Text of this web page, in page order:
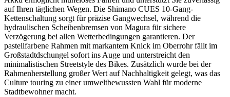
auf Ihren täglichen Wegen. Die Shimano CUES 10-Gang-
Kettenschaltung sorgt für präzise Gangwechsel, während die
hydraulischen Scheibenbremsen von Magura für sichere
Verzögerung bei allen Wetterbedingungen garantieren. Der
pastellfarbene Rahmen mit markantem Knick im Oberrohr fällt im
Großstadtdschungel sofort ins Auge und unterstreicht den
minimalistischen Streetstyle des Bikes. Zusätzlich wurde bei der
Rahmenherstellung großer Wert auf Nachhaltigkeit gelegt, was das
Culture touring zu einer umweltbewussten Wahl für moderne
Stadtbewohner macht.